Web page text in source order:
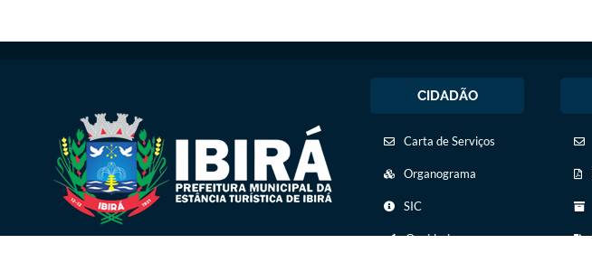
CIDADÃO
Carta de Serviços
Organograma
SIC
Ouvidoria